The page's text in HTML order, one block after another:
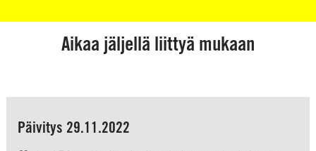
Aikaa jäljellä liittyä mukaan
Päivitys 29.11.2022